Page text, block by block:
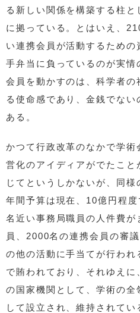
る新しい関係を構築する柱と
に拠っている。とはいえ、
い連携会員が活動するための
手弁当に負っているのが実
会員を動かすのは、科学者の
る使命感であり、金銭でな
ある。
かつて行政改革のなかで学術
営化のアイディアがでたこ
じてというしかないが、同
年間予算は現在、10億円程
名近い事務局職員の人件費
員、2000名の連携会員の審
の他の活動に手当てが行われ
で賄われており、それゆえ
の国家機関として、学術の全
して設立され、維持されて